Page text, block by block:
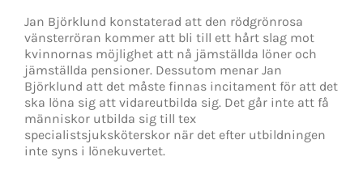
Jan Björklund konstaterad att den rödgrönrosa
vänsterröran kommer att bli till ett hårt slag mot
kvinnornas möjlighet att nå jämställda löner och
jämställda pensioner. Dessutom menar Jan
Björklund att det måste finnas incitament för att det
ska löna sig att vidareutbilda sig. Det går inte att få
människor utbilda sig till tex
specialistsjuksköterskor när det efter utbildningen
inte syns i lönekuvertet.